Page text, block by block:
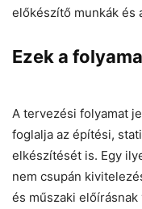
előkészítő munkák és
Ezek a
A tervezési folyamat
foglalja az építési,
elkészítését is. Egy
nem csupán
és műszaki